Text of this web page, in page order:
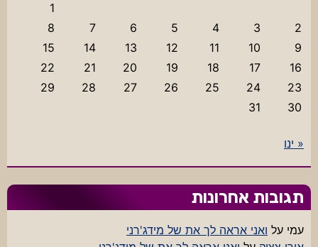
1
2
3
4
5
6
7
8
9
10
11
12
13
14
15
16
17
18
19
20
21
22
23
24
25
26
27
28
29
30
31
« ינו
תגובות אחרונות
עמי על ואני אראה לך את של מידג'רני